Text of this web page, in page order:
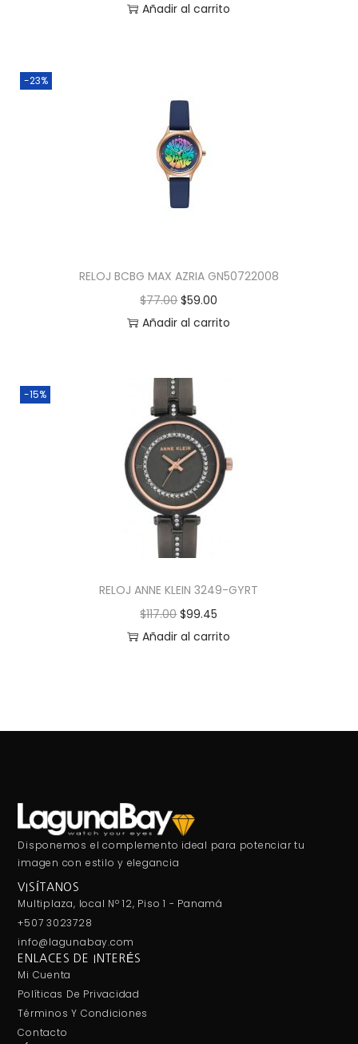
Añadir al carrito
-23%
RELOJ BCBG MAX AZRIA GN50722008
$77.00 $59.00
Añadir al carrito
-15%
RELOJ ANNE KLEIN 3249-GYRT
$117.00 $99.45
Añadir al carrito
Disponemos el complemento ideal para potenciar tu
imagen con estilo y elegancia
VISÍTANOS
Multiplaza, local Nº 12, Piso 1 - Panamá
+507 3023728
info@lagunabay.com
ENLACES DE INTERÉS
Mi Cuenta
Políticas De Privacidad
Términos Y Condiciones
Contacto